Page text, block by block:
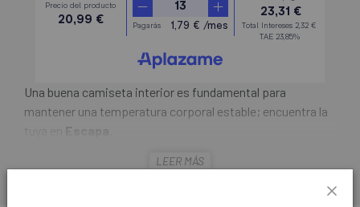
Una buena camiseta interior es fundamental para
mantener una temperatura corporal estable; encuentra la
Escapa
Camiseta Interior Manga Larga Castelli Prosecco
LEER MÁS